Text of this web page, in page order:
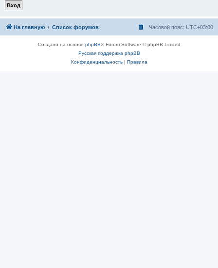
На главную Список форумов Часовой пояс: UTC+03:00
Создано на основе phpBB® Forum Software © phpBB Limited
Русская поддержка phpBB
Конфиденциальность| Правила